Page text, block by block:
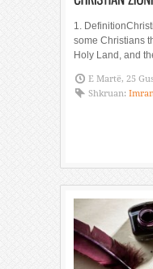
1.
some Christians
Holy Land, and
E Martë, 25
Shkruan: